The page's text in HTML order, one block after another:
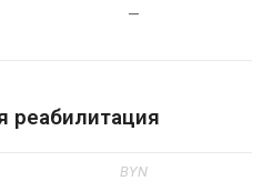
—
реабилитация
BYN